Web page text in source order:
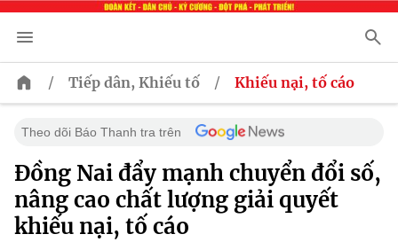
/ Tiếp dân, Khiếu tố / Khiếu nại, tố cáo
Theo dõi Báo Thanh tra trên
Đồng Nai đẩy mạnh chuyển đổi số,
nâng cao chất lượng giải quyết
khiếu nại, tố cáo